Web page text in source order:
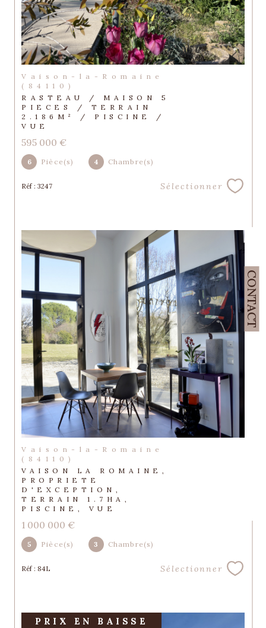
CONTACT
Vaison-la-Romaine
(84110)
RASTEAU / MAISON 5
PIECES / TERRAIN
2.186M² / PISCINE /
VUE
595 000 €
6 Pièce(s) 4 Chambre(s)
Réf : 3247 Sélectionner
Vaison-la-Romaine
(84110)
VAISON LA ROMAINE,
PROPRIETE
D'EXCEPTION,
TERRAIN 1.7HA,
PISCINE, VUE
1 000 000 €
5 Pièce(s) 3 Chambre(s)
Réf : 84L Sélectionner
PRIX EN BAISSE